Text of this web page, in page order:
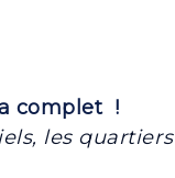
complet !
les quartiers